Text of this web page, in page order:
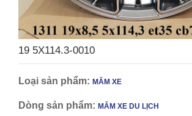
19 5X114.3-0010
Loại sản phẩm: MÂM XE
Dòng sản phẩm: MÂM XE DU LỊCH